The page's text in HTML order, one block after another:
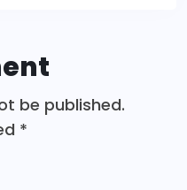
be published.
*